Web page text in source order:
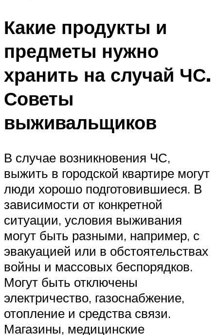
Какие продукты и
предметы нужно
хранить на случай ЧС.
Советы
выживальщиков
В случае возникновения ЧС,
выжить в городской квартире могут
люди хорошо подготовившиеся. В
зависимости от конкретной
ситуации, условия выживания
могут быть разными, например, с
эвакуацией или в обстоятельствах
войны и массовых беспорядков.
Могут быть отключены
электричество, газоснабжение,
отопление и средства связи.
Магазины, медицинские